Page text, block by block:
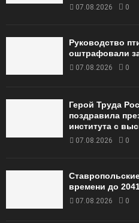
07.08.2026 0
Руководство
оштрафовали
07.08.2026 0
Герой Труда
поздравила
института с
07.08.2026 0
времени до
07.08.2026 0